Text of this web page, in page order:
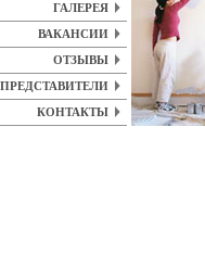
ГАЛЕРЕЯ
ВАКАНСИИ
ОТЗЫВЫ
ПРЕДСТАВИТЕЛИ
КОНТАКТЫ